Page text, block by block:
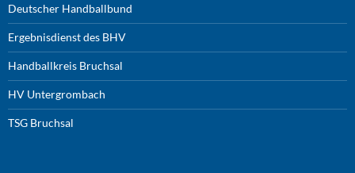
Deutscher Handballbund
Ergebnisdienst des BHV
Handballkreis Bruchsal
HV Untergrombach
TSG Bruchsal